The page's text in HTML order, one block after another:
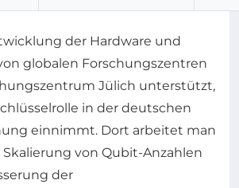
der Hardware und
globalen Forschungszentren
Jülich unterstützt,
in der deutschen
einnimmt. Dort arbeitet man
von Qubit-Anzahlen
der